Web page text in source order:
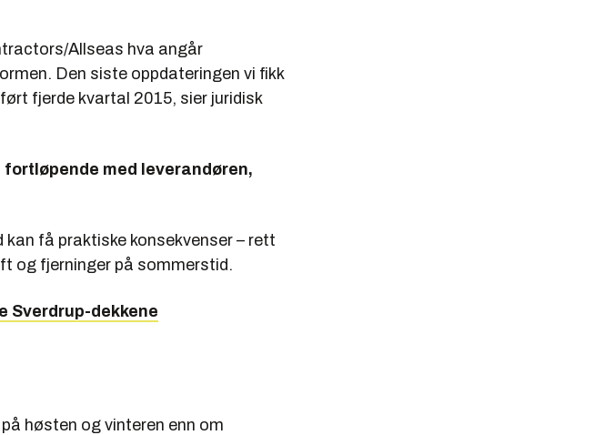
Allseas hva angår
Den siste oppdateringen vi fikk
fjerde kvartal 2015, sier juridisk
med leverandøren,
få praktiske konsekvenser – rett
og fjerninger på sommerstid.
Sverdrup-dekkene
høsten og vinteren enn om